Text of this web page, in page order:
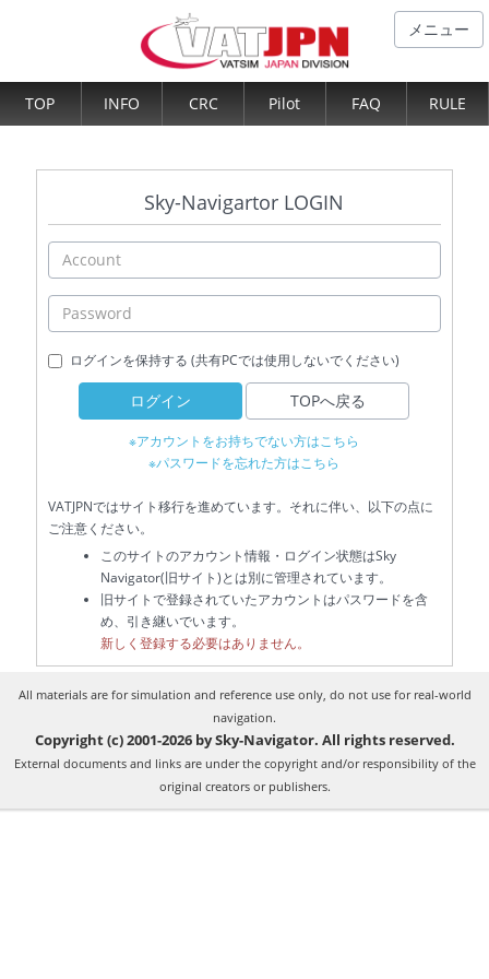
メニュー
TOP INFO CRC Pilot FAQ RULE
Sky-Navigartor LOGIN
ログインを保持する (共有PCでは使用しないでください)
ログイン TOPへ戻る
※アカウントをお持ちでない方はこちら
※パスワードを忘れた方はこちら
VATJPNではサイト移行を進めています。それに伴い、以下の点に
ご注意ください。
このサイトのアカウント情報・ログイン状態はSky
Navigator(旧サイト)とは別に管理されています。
旧サイトで登録されていたアカウントはパスワードを含
め、引き継いでいます。
新しく登録する必要はありません。
All materials are for simulation and reference use only, do not use for real-world
navigation.
Copyright (c) 2001-2026 by Sky-Navigator. All rights reserved.
External documents and links are under the copyright and/or responsibility of the
original creators or publishers.